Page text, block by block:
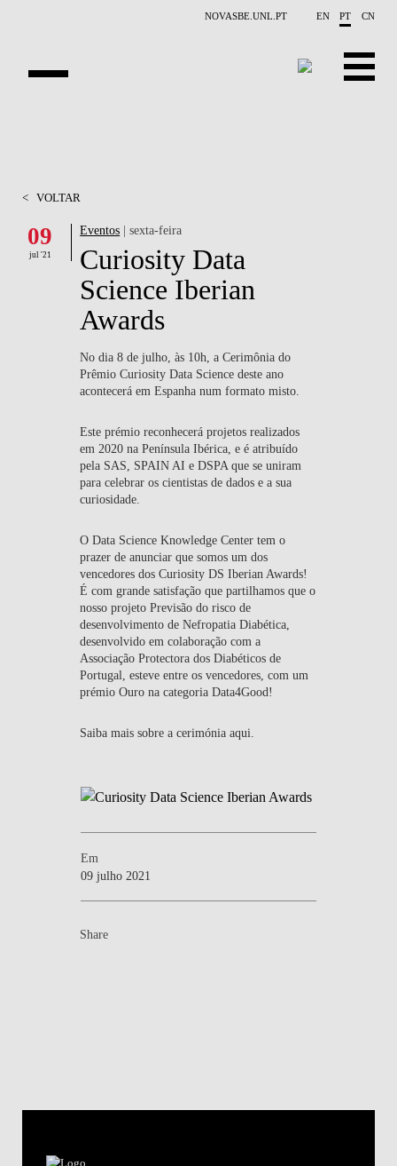
NOVASBE.UNL.PT EN PT CN
PROJETOS
CONTACTOS
EVENTOS
PUBLICAÇÕES
NOTÍCIAS
EDUCAÇÃO
< VOLTAR
09
jul '21
Eventos | sexta-feira
Curiosity Data
Science Iberian
Awards
No dia 8 de julho, às 10h, a Cerimônia do
Prêmio Curiosity Data Science deste ano
acontecerá em Espanha num formato misto.
Este prémio reconhecerá projetos realizados
em 2020 na Península Ibérica, e é atribuído
pela SAS, SPAIN AI e DSPA que se uniram
para celebrar os cientistas de dados e a sua
curiosidade.
O Data Science Knowledge Center tem o
prazer de anunciar que somos um dos
vencedores dos Curiosity DS Iberian Awards!
É com grande satisfação que partilhamos que o
nosso projeto Previsão do risco de
desenvolvimento de Nefropatia Diabética,
desenvolvido em colaboração com a
Associação Protectora dos Diabéticos de
Portugal, esteve entre os vencedores, com um
prémio Ouro na categoria Data4Good!
Saiba mais sobre a cerimónia aqui.
Em
09 julho 2021
Share